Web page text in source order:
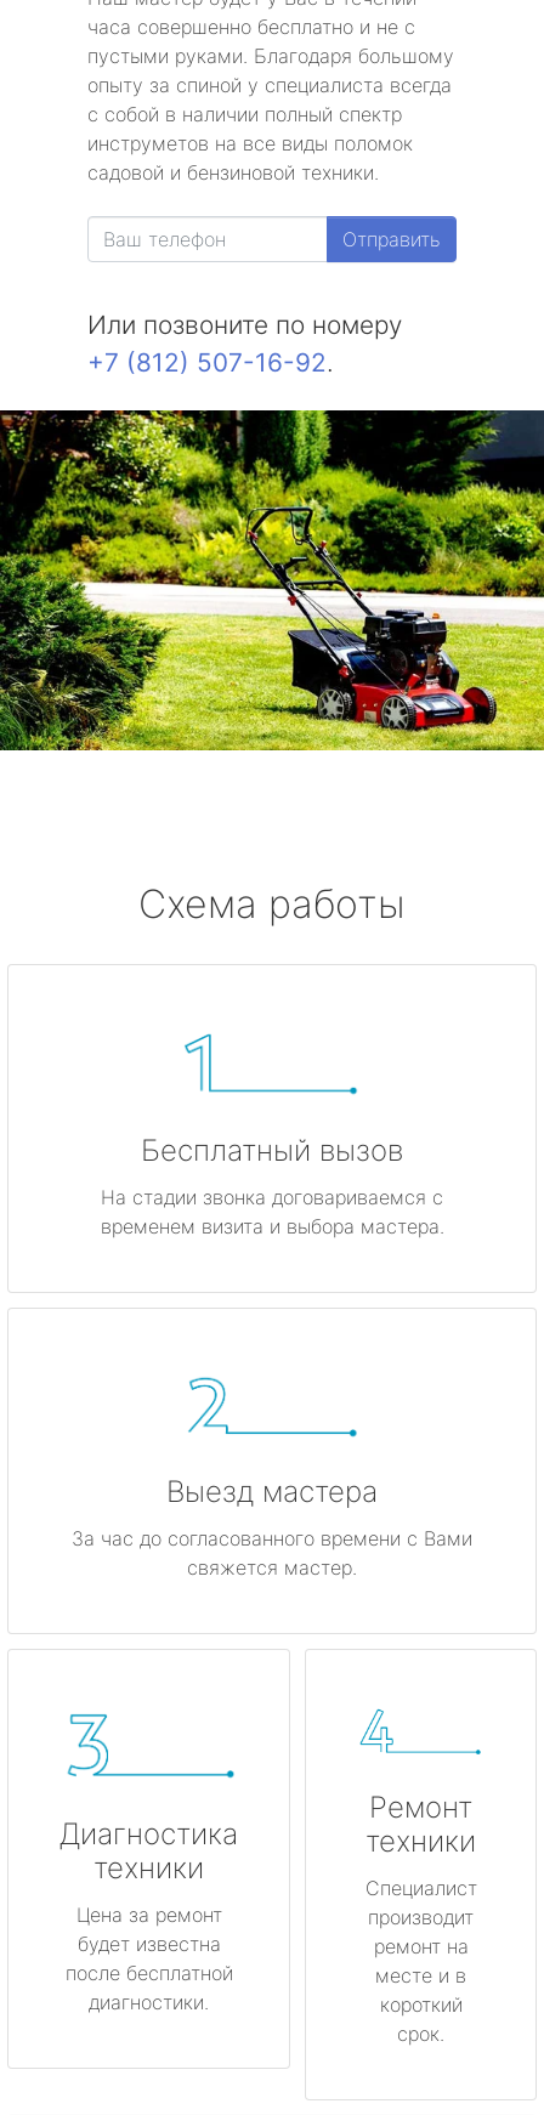
часа совершенно бесплатно и не с
пустыми руками. Благодаря большому
опыту за спиной у специалиста всегда
с собой в наличии полный спектр
инструметов на все виды поломок
садовой и бензиновой техники.
Отправить
Или позвоните по номеру
+7 (812) 507-16-92.
Схема работы
Бесплатный вызов
На стадии звонка договариваемся с
временем визита и выбора мастера.
Выезд мастера
За час до согласованного времени с Вами
свяжется мастер.
Диагностика
техники
Цена за ремонт
будет известна
после бесплатной
диагностики.
Ремонт
техники
Специалист
производит
ремонт на
месте и в
короткий
срок.